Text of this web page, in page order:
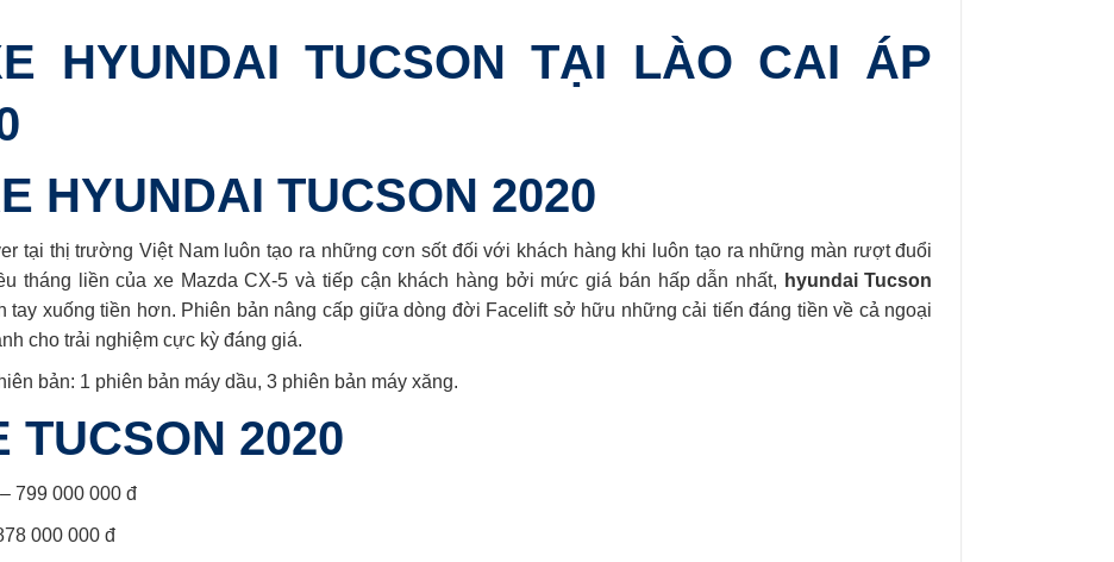
HYUNDAI TUCSON TẠI LÀO CAI ÁP
HYUNDAI TUCSON 2020
tại thị trường Việt Nam luôn tạo ra những cơn sốt đối với khách hàng khi luôn tạo ra những màn rượt đuổi
tháng liền của xe Mazda CX-5 và tiếp cận khách hàng bởi mức giá bán hấp dẫn nhất, hyundai Tucson
tay xuống tiền hơn. Phiên bản nâng cấp giữa dòng đời Facelift sở hữu những cải tiến đáng tiền về cả ngoại
cho trải nghiệm cực kỳ đáng giá.
bản: 1 phiên bản máy dầu, 3 phiên bản máy xăng.
TUCSON 2020
799 000 000 đ
000 000 đ